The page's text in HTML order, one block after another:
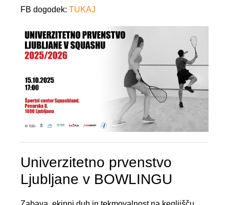
FB dogodek: TUKAJ
Univerzitetno prvenstvo
Ljubljane v BOWLINGU